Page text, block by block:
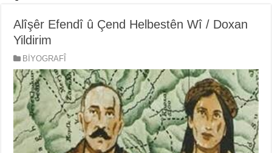
Alîşêr Efendî û Çend Helbestên Wî / Doxan
Yildirim
BİYOGRAFÎ